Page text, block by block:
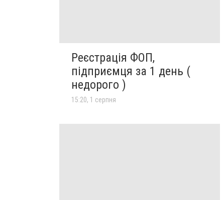
Реєстрація ФОП,
підприємця за 1 день (
недорого )
15:20, 1 серпня